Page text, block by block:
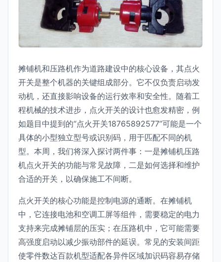
摊铺机和压路机作为道路建设中的核心设备，其点火
开关是整个机器的关键组成部分。它不仅负责启动发
动机，还直接影响设备的运行效率和安全性。随着工
程机械的技术进步，点火开关的设计也愈发精密，例
如题目中提到的“点火开关18765892577”可能是一个
具体的小型独立型号或识别码，用于匹配不同的机
型。本周，我们将深入探讨两件事：一是摊铺机压路
机点火开关的功能与常见故障，二是如何选择和维护
合适的开关，以确保施工不间断。
点火开关的核心功能是控制电源的通断。在摊铺机
中，它连接电池和空调工屏等组件，需要稳定的电力
支持来完成摊铺层的压实；在压路机中，它可能需要
高强度启动以减少振动部件的延误。常见的安装间距
使零件数达百款机型适配各异件区域加识码容易存储